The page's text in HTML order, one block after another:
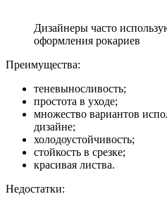
Дизайнеры часто
оформления рокариев
Преимущества:
теневыносливость;
простота в уходе;
множество вариантов
дизайне;
холодоустойчивость;
стойкость в срезке;
красивая листва.
Недостатки: